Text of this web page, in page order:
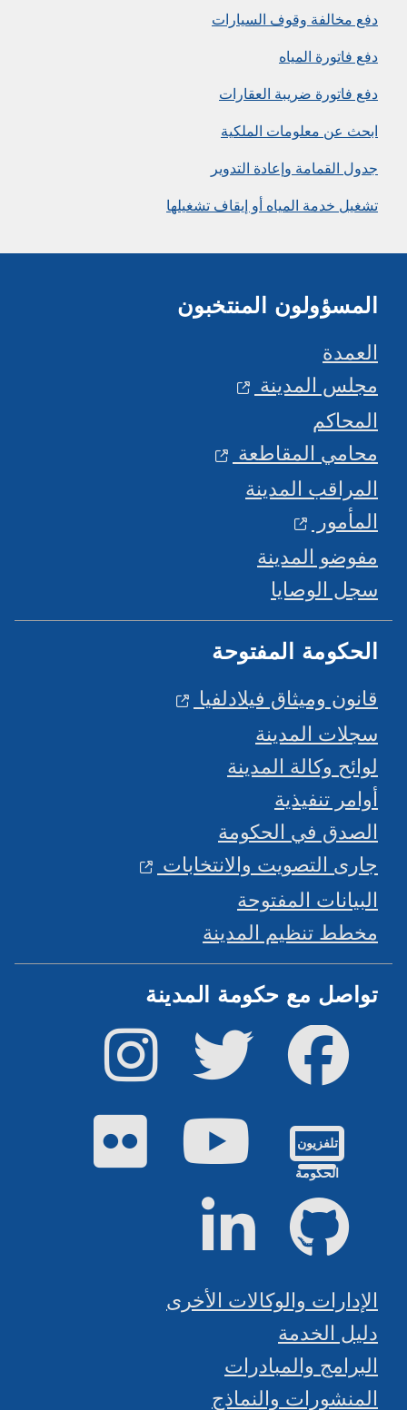
دفع مخالفة وقوف السيارات
دفع فاتورة المياه
دفع فاتورة ضريبة العقارات
ابحث عن معلومات الملكية
جدول القمامة وإعادة التدوير
تشغيل خدمة المياه أو إيقاف تشغيلها
المسؤولون المنتخبون
العمدة
مجلس المدينة
المحاكم
محامي المقاطعة
المراقب المدينة
المأمور
مفوضو المدينة
سجل الوصايا
الحكومة المفتوحة
قانون وميثاق فيلادلفيا
سجلات المدينة
لوائح وكالة المدينة
أوامر تنفيذية
الصدق في الحكومة
جارى التصويت والانتخابات
البيانات المفتوحة
مخطط تنظيم المدينة
تواصل مع حكومة المدينة
فيس بوك تويتر إينستاجرام
تلفزيون
الحكومة
يوتيوب فليكر
جيت هاب لينكد إن
الإدارات والوكالات الأخرى
دليل الخدمة
البرامج والمبادرات
المنشورات والنماذج